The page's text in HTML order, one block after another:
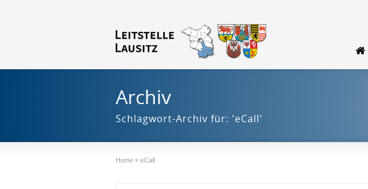
Archiv
Schlagwort-Archiv für: 'eCall'
Home » eCall